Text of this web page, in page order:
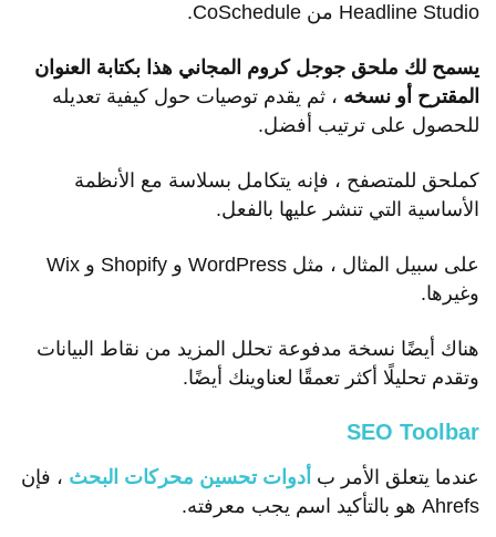
Headline Studio من CoSchedule.
يسمح لك ملحق جوجل كروم المجاني هذا بكتابة العنوان
المقترح أو نسخه ، ثم يقدم توصيات حول كيفية تعديله
للحصول على ترتيب أفضل.
كملحق للمتصفح ، فإنه يتكامل بسلاسة مع الأنظمة
الأساسية التي تنشر عليها بالفعل.
على سبيل المثال ، مثل WordPress و Shopify و Wix
وغيرها.
هناك أيضًا نسخة مدفوعة تحلل المزيد من نقاط البيانات
وتقدم تحليلًا أكثر تعمقًا لعناوينك أيضًا.
SEO Toolbar
عندما يتعلق الأمر ب أدوات تحسين محركات البحث ، فإن
Ahrefs هو بالتأكيد اسم يجب معرفته.